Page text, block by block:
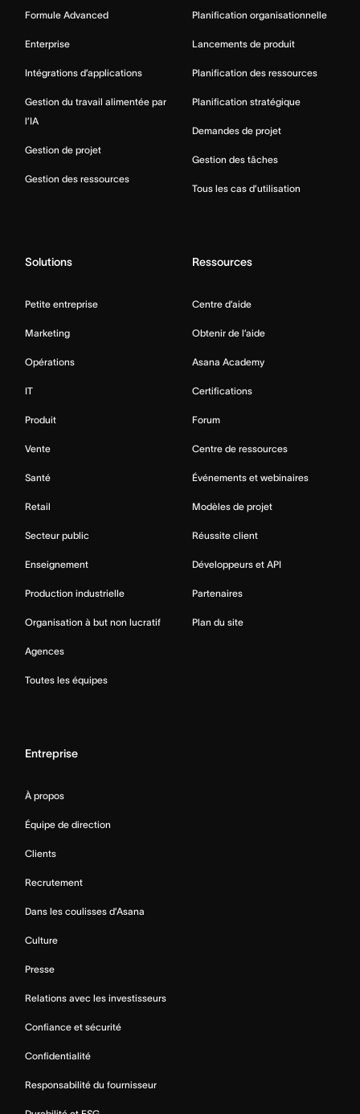
Formule Advanced
Enterprise
Intégrations d’applications
Gestion du travail alimentée par
l’IA
Gestion de projet
Gestion des ressources
Planification organisationnelle
Lancements de produit
Planification des ressources
Planification stratégique
Demandes de projet
Gestion des tâches
Tous les cas d’utilisation
Solutions
Petite entreprise
Marketing
Opérations
IT
Produit
Vente
Santé
Retail
Secteur public
Enseignement
Production industrielle
Organisation à but non lucratif
Agences
Toutes les équipes
Ressources
Centre d’aide
Obtenir de l’aide
Asana Academy
Certifications
Forum
Centre de ressources
Événements et webinaires
Modèles de projet
Réussite client
Développeurs et API
Partenaires
Plan du site
Entreprise
À propos
Équipe de direction
Clients
Recrutement
Dans les coulisses d’Asana
Culture
Presse
Relations avec les investisseurs
Confiance et sécurité
Confidentialité
Responsabilité du fournisseur